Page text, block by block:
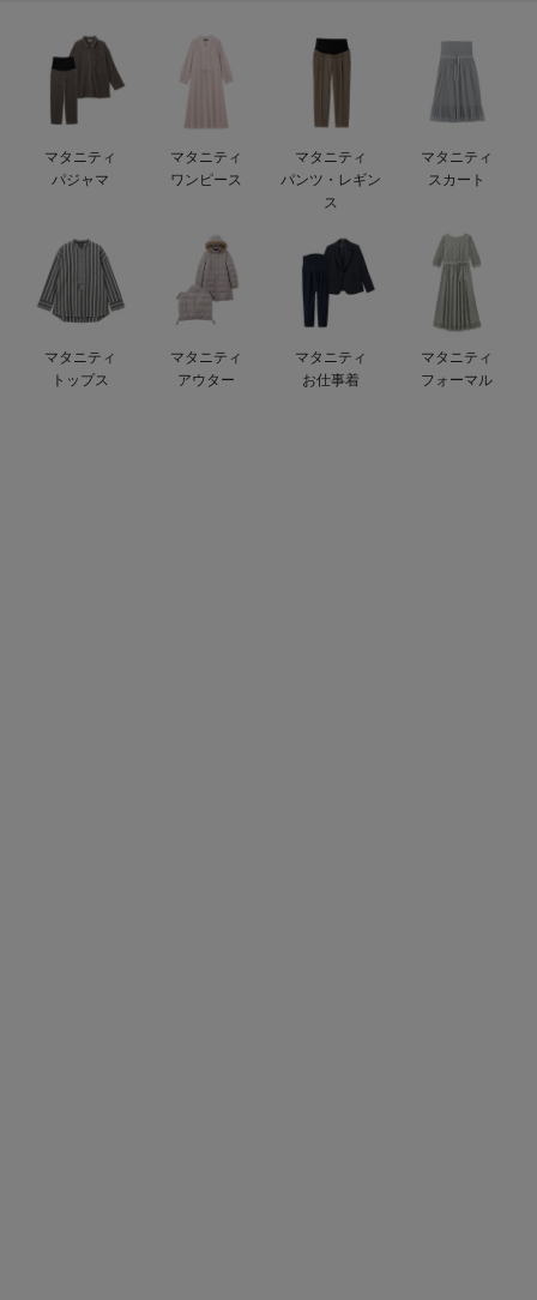
便利な育児家電
Gift Selection 出産祝い
保育園・入園準備特集
ファルスカ
デロンギ
マタニティ
パジャマ
マタニティ
ワンピース
マタニティ
パンツ・レギン
ス
マタニティ
スカート
マタニティ
トップス
マタニティ
アウター
マタニティ
お仕事着
マタニティ
フォーマル